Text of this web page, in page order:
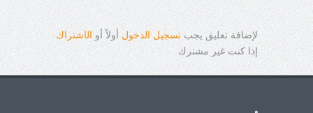
لإضافة تعليق يجبتسجيل الدخول أولاً أو الاشتراك
إذا كنت غير مشترك